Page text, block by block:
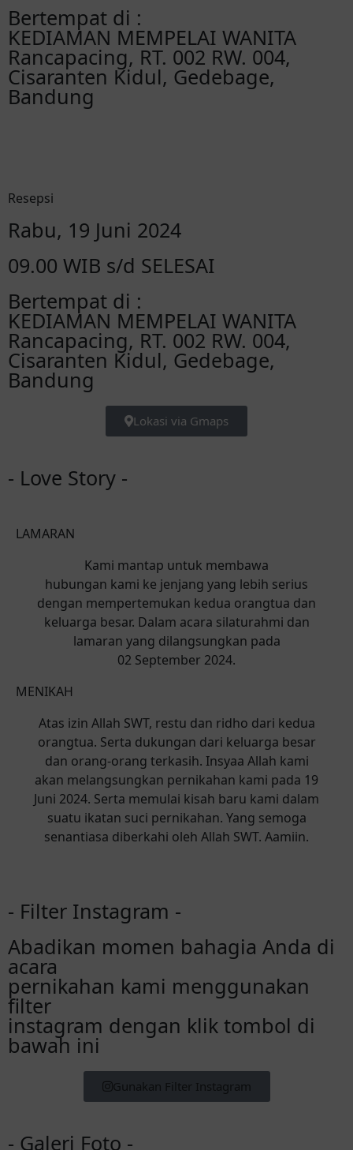
Bertempat di :
KEDIAMAN MEMPELAI WANITA
Rancapacing, RT. 002 RW. 004,
Cisaranten Kidul, Gedebage,
Bandung
Resepsi
Rabu, 19 Juni 2024
09.00 WIB s/d SELESAI
Bertempat di :
KEDIAMAN MEMPELAI WANITA
Rancapacing, RT. 002 RW. 004,
Cisaranten Kidul, Gedebage,
Bandung
Lokasi via Gmaps
- Love Story -
LAMARAN
Kami mantap untuk membawa
hubungan kami ke jenjang yang lebih serius
dengan mempertemukan kedua orangtua dan
keluarga besar. Dalam acara silaturahmi dan
lamaran yang dilangsungkan pada
02 September 2024.
MENIKAH
Atas izin Allah SWT, restu dan ridho dari kedua
orangtua. Serta dukungan dari keluarga besar
dan orang-orang terkasih. Insyaa Allah kami
akan melangsungkan pernikahan kami pada 19
Juni 2024. Serta memulai kisah baru kami dalam
suatu ikatan suci pernikahan. Yang semoga
senantiasa diberkahi oleh Allah SWT. Aamiin.
- Filter Instagram -
Abadikan momen bahagia Anda di
acara
pernikahan kami menggunakan
filter
instagram dengan klik tombol di
bawah ini
Gunakan Filter Instagram
- Galeri Foto -